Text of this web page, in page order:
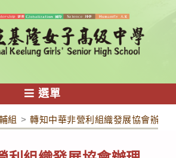
選單
組 > 轉知中華非營利組織發展協會辦理